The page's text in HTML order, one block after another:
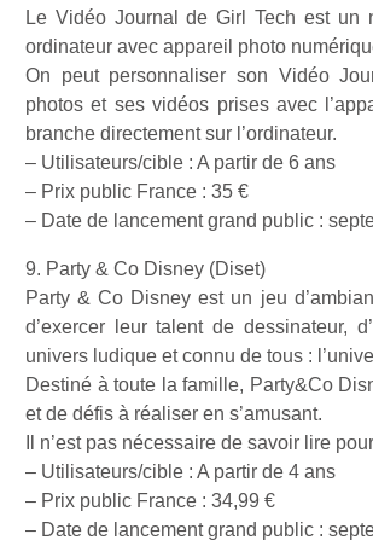
Le Vidéo Journal de Girl Tech est un
ordinateur avec appareil photo
On peut personnaliser son Vidéo
photos et ses vidéos prises avec
branche directement sur l’ordinateur.
– Utilisateurs/cible : A partir de 6 ans
– Prix public France : 35 €
– Date de lancement grand public :
9. Party & Co Disney (Diset)
Party & Co Disney est un jeu
d’exercer leur talent de dessinateur,
univers ludique et connu de tous :
Destiné à toute la famille, Party&Co
et de défis à réaliser en s’amusant.
Il n’est pas nécessaire de savoir lire
– Utilisateurs/cible : A partir de 4 ans
– Prix public France : 34,99 €
– Date de lancement grand public :